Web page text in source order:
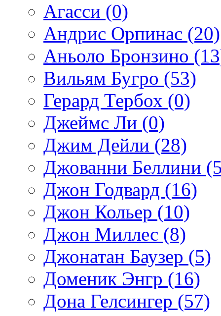
Агасси (0)
Андрис Орпинас (20)
Аньоло Бронзино
Вильям Бугро (53)
Герард Тербох (0)
Джеймс Ли (0)
Джим Дейли (28)
Джованни Беллини
Джон Годвард (16)
Джон Кольер (10)
Джон Миллес (8)
Джонатан Баузер (5)
Доменик Энгр (16)
Дона Гелсингер (57)